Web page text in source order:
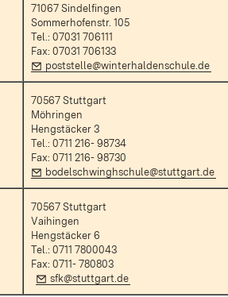
71067 Sindelfingen
Sommerhofenstr. 105
Tel.: 07031 706111
Fax: 07031 706133
E-Mail:
poststelle@winterhaldenschule.de
70567 Stuttgart
Möhringen
Hengstäcker 3
Tel.: 0711 216- 98734
Fax: 0711 216- 98730
E-Mail:
bodelschwinghschule@stuttgart.de
70567 Stuttgart
Vaihingen
Hengstäcker 6
Tel.: 0711 7800043
Fax: 0711- 780803
E-Mail:
sfk@stuttgart.de